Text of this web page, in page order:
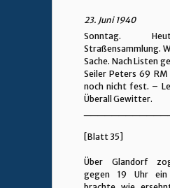
23. Juni 1940
Sonntag.
Straßensammlung.
Sache. Nach Listen
Seiler Peters 69
noch nicht fest. –
Überall Gewitter.
[Blatt 35]
Über Glandorf
gegen 19 Uhr ein